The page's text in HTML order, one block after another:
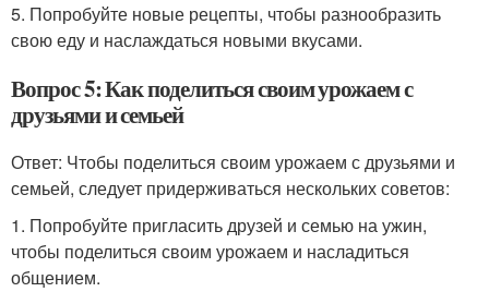
5. Попробуйте новые рецепты, чтобы разнообразить
свою еду и наслаждаться новыми вкусами.
Вопрос 5: Как поделиться своим урожаем с
друзьями и семьей
Ответ: Чтобы поделиться своим урожаем с друзьями и
семьей, следует придерживаться нескольких советов:
1. Попробуйте пригласить друзей и семью на ужин,
чтобы поделиться своим урожаем и насладиться
общением.